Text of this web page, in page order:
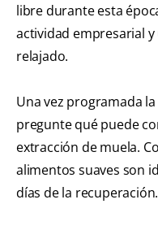
libre durante esta
actividad empresarial
relajado.
Una vez programada
pregunte qué puede
extracción de muela.
alimentos suaves son
días de la recuperación.